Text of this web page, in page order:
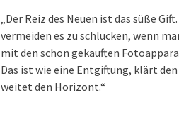
„Der Reiz des Neuen ist das süße
vermeiden es zu schlucken, wenn
mit den schon gekauften
Das ist wie eine Entgiftung, klärt
weitet den Horizont.“